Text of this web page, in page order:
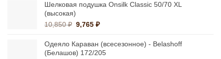
Шелковая подушка Onsilk Classic 50/70 XL
(высокая)
10,850₽ Первоначальная
составляла
10,850 ₽.
9,765₽Текущая
9,765 ₽.
Одеяло Караван (всесезонное) - Belashoff
(Белашов) 172/205